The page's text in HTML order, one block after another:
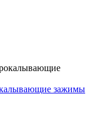
зажимы